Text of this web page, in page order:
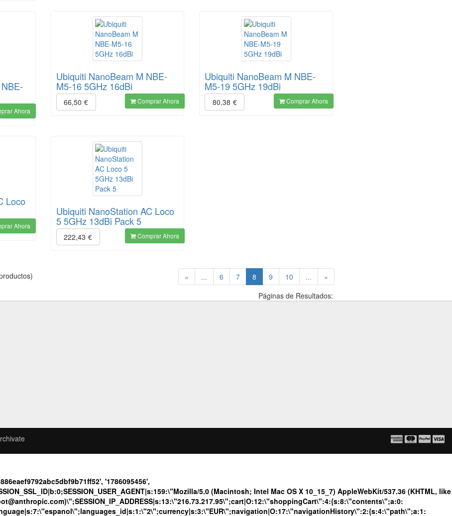
Ahora
Ubiquiti NanoBeam M NBE-
M5-16 5GHz 16dBi
66,50 € Comprar Ahora
Ubiquiti NanoBeam M NBE-
M5-19 5GHz 19dBi
80,38 € Comprar Ahora
Loco
Ahora
Ubiquiti NanoStation AC Loco
5 5GHz 13dBi Pack 5
222,43 € Comprar Ahora
« ... 6 7 8 (current)
9 10 ...
»
Páginas de Resultados:
'1786095456',
5.0 (Macintosh; Intel Mac OS X 10_15_7) AppleWebKit/537.36 (KHTML, like